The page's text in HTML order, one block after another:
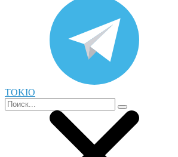
TOKIO